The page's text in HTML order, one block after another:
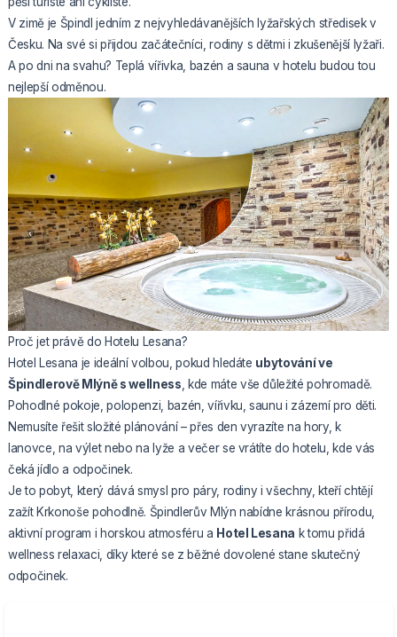
V zimě je Špindl jedním z nejvyhledávanějších lyžařských středisek v
Česku. Na své si přijdou začátečníci, rodiny s dětmi i zkušenější lyžaři.
A po dni na svahu? Teplá vířivka, bazén a sauna v hotelu budou tou
nejlepší odměnou.
Proč jet právě do Hotelu Lesana?
Hotel Lesana je ideální volbou, pokud hledáte ubytování ve
Špindlerově Mlýně s wellness , kde máte vše důležité pohromadě.
Pohodlné pokoje, polopenzi, bazén, vířivku, saunu i zázemí pro děti.
Nemusíte řešit složité plánování – přes den vyrazíte na hory, k
lanovce, na výlet nebo na lyže a večer se vrátíte do hotelu, kde vás
čeká jídlo a odpočinek.
Je to pobyt, který dává smysl pro páry, rodiny i všechny, kteří chtějí
zažít Krkonoše pohodlně. Špindlerův Mlýn nabídne krásnou přírodu,
aktivní program i horskou atmosféru a Hotel Lesana k tomu přidá
wellness relaxaci, díky které se z běžné dovolené stane skutečný
odpočinek.